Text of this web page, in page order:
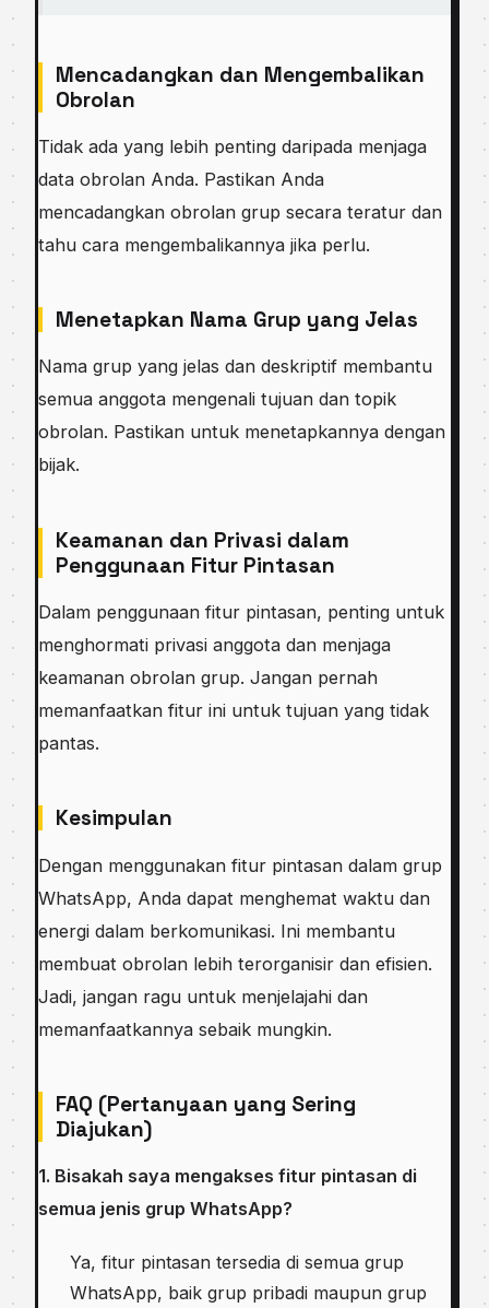
Mencadangkan dan Mengembalikan
Obrolan
Tidak ada yang lebih penting daripada menjaga
data obrolan Anda. Pastikan Anda
mencadangkan obrolan grup secara teratur dan
tahu cara mengembalikannya jika perlu.
Menetapkan Nama Grup yang Jelas
Nama grup yang jelas dan deskriptif membantu
semua anggota mengenali tujuan dan topik
obrolan. Pastikan untuk menetapkannya dengan
bijak.
Keamanan dan Privasi dalam
Penggunaan Fitur Pintasan
Dalam penggunaan fitur pintasan, penting untuk
menghormati privasi anggota dan menjaga
keamanan obrolan grup. Jangan pernah
memanfaatkan fitur ini untuk tujuan yang tidak
pantas.
Kesimpulan
Dengan menggunakan fitur pintasan dalam grup
WhatsApp, Anda dapat menghemat waktu dan
energi dalam berkomunikasi. Ini membantu
membuat obrolan lebih terorganisir dan efisien.
Jadi, jangan ragu untuk menjelajahi dan
memanfaatkannya sebaik mungkin.
FAQ (Pertanyaan yang Sering
Diajukan)
1. Bisakah saya mengakses fitur pintasan di
semua jenis grup WhatsApp?
Ya, fitur pintasan tersedia di semua grup
WhatsApp, baik grup pribadi maupun grup